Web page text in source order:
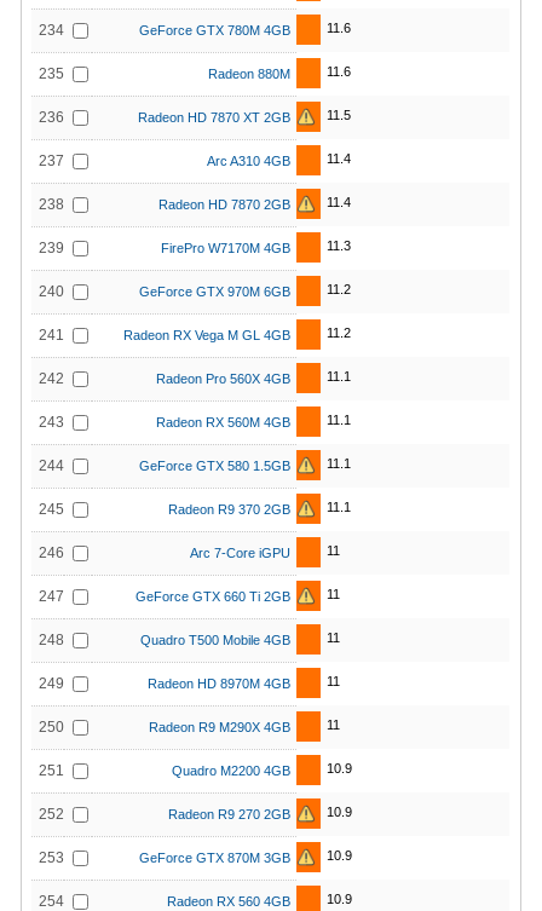
234 GeForce GTX 780M 4GB 11.6
235 Radeon 880M 11.6
236 Radeon HD 7870 XT 2GB 11.5
237 Arc A310 4GB 11.4
238 Radeon HD 7870 2GB 11.4
239 FirePro W7170M 4GB 11.3
240 GeForce GTX 970M 6GB 11.2
241 Radeon RX Vega M GL 4GB 11.2
242 Radeon Pro 560X 4GB 11.1
243 Radeon RX 560M 4GB 11.1
244 GeForce GTX 580 1.5GB 11.1
245 Radeon R9 370 2GB 11.1
246 Arc 7-Core iGPU 11
247 GeForce GTX 660 Ti 2GB 11
248 Quadro T500 Mobile 4GB 11
249 Radeon HD 8970M 4GB 11
250 Radeon R9 M290X 4GB 11
251 Quadro M2200 4GB 10.9
252 Radeon R9 270 2GB 10.9
253 GeForce GTX 870M 3GB 10.9
254 Radeon RX 560 4GB 10.9